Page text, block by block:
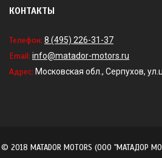
КОНТАКТЫ
Телефон: 8 (495) 226-31-37
Email: info@matador-motors.ru
Адрес: Московская обл., Серпухов,
© 2018 MATADOR MOTORS (ООО "МАТАДОР